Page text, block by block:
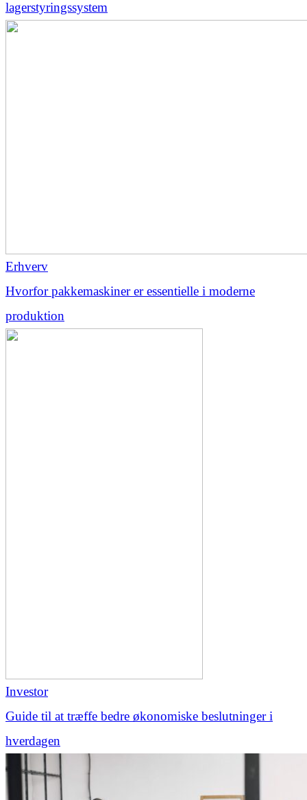
lagerstyringssystem
Erhverv
Hvorfor pakkemaskiner er essentielle i moderne
produktion
Investor
Guide til at træffe bedre økonomiske beslutninger i
hverdagen